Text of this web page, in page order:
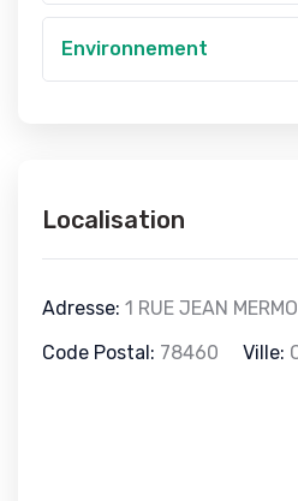
Environnement
Localisation
Adresse: 1 RUE JEAN
Code Postal: 78460 Ville: